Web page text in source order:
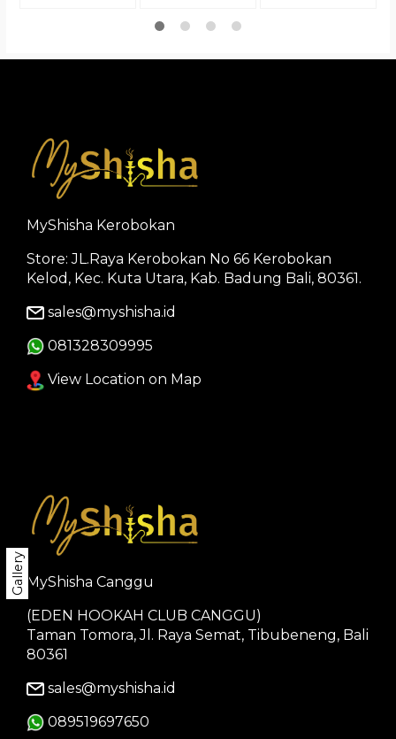
Gallery
MyShisha Kerobokan
Store: JL.Raya Kerobokan No 66 Kerobokan
Kelod, Kec. Kuta Utara, Kab. Badung Bali, 80361.
sales@myshisha.id
081328309995
View Location on Map
MyShisha Canggu
(EDEN HOOKAH CLUB CANGGU)
Taman Tomora, Jl. Raya Semat, Tibubeneng, Bali
80361
sales@myshisha.id
089519697650